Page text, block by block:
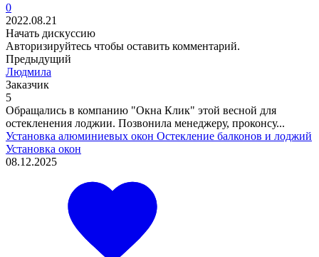
0
2022.08.21
Начать дискуссию
Авторизируйтесь чтобы оставить комментарий.
Предыдущий
Людмила
Заказчик
5
Обращались в компанию "Окна Клик" этой весной для
остекленения лоджии. Позвонила менеджеру, проконсу...
Установка алюминиевых окон Остекление балконов и лоджий
Установка окон
08.12.2025